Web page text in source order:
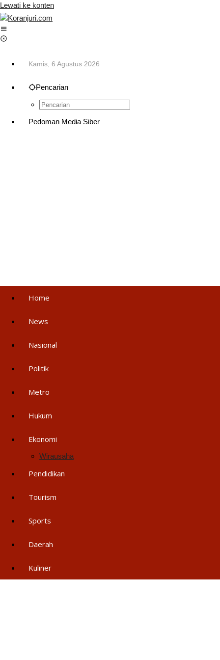
Lewati ke konten
Kamis, 6 Agustus 2026
Pencarian
Pedoman Media Siber
Home
News
Nasional
Politik
Metro
Hukum
Ekonomi
Wirausaha
Pendidikan
Tourism
Sports
Daerah
Kuliner